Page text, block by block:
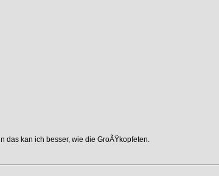
das kan ich besser, wie die GroÃŸkopfeten.